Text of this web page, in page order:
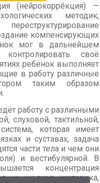
(нейрокорре́кция) —
методик,
компенсирующих
мог в дальнейшем
контролировать своё
ребёнок выполняет
в работу различные
таким образом
работу с различными
слуховой, тактильной,
которая имеет
и суставах, задача
части тела и чем они
и вестибулярной. В
концентрация
и мелкая моторика,